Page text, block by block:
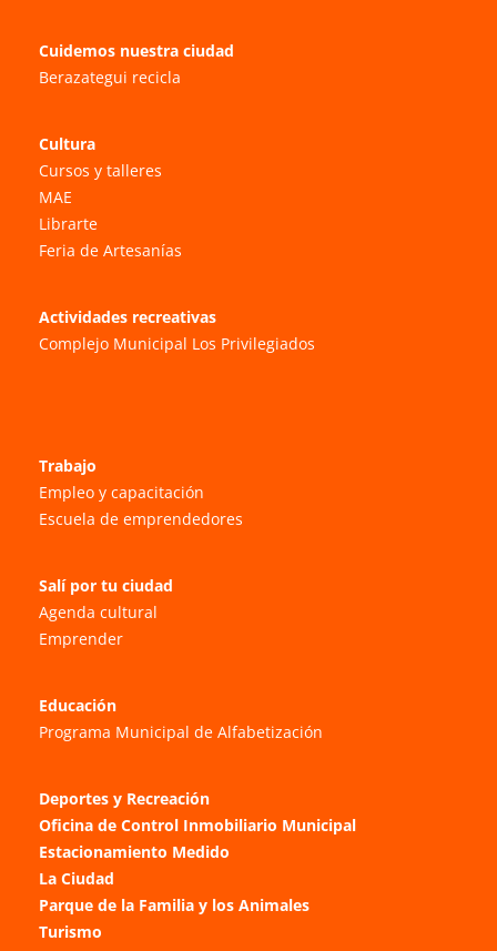
Cuidemos nuestra ciudad
Berazategui recicla
Cultura
Cursos y talleres
MAE
Librarte
Feria de Artesanías
Actividades recreativas
Complejo Municipal Los Privilegiados
Trabajo
Empleo y capacitación
Escuela de emprendedores
Salí por tu ciudad
Agenda cultural
Emprender
Educación
Programa Municipal de Alfabetización
Deportes y Recreación
Oficina de Control Inmobiliario Municipal
Estacionamiento Medido
La Ciudad
Parque de la Familia y los Animales
Turismo